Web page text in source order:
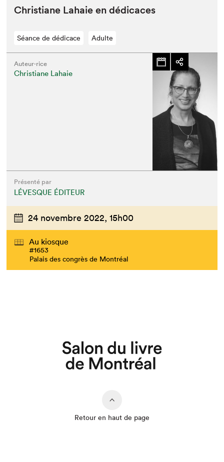
Chris­tiane Lahaie en dédicaces
Séance de dédicace Adulte
Auteur·rice
Christiane Lahaie
Présenté par
LÉVESQUE ÉDITEUR
24 novembre 2022, 15h00
Au kiosque
#1653
Palais des congrès de Montréal
Retour en haut de page